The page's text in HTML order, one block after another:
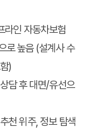
라인 자동차보험
로 높음 (설계사 수
)
담 후 대면/유선으
천 위주, 정보 탐색